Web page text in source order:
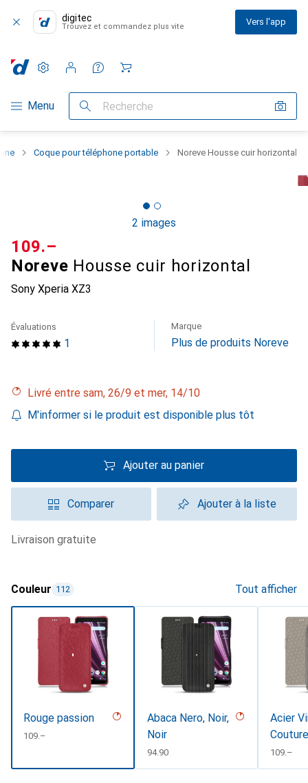
digitec
Trouvez et commandez plus vite Vers l'app
Navigation par catégorie
Menu Recherche
Paramètres
Compte client
Listes de comparaison
Listes d'envies
Panier
Coque pour téléphone portable Noreve Housse cuir horizontal
2 images
Noreve Housse cuir horizontal
Sony Xperia XZ3
CHF
109.–
1
Évaluations Marque
Plus de produits Noreve
Livré entre sam, 26/9 et mer, 14/10
M'informer si le produit est disponible plus tôt
Ajouter au panier
Comparer Ajouter à la liste
livraison gratuite
Couleur 112 Tout afficher
Rouge passion
CHF
109.–
Abaca Nero, Noir,
Noir
CHF
94.90
Acier
CHF
109.–